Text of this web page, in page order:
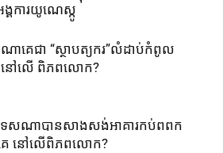
គការយូណេស្កូ
ណាគេជា “ស្ថាបត្យករ”លំដាប់កំពូល
នៅលើ ពិភពលោក?
េសណាបានសាងសង់អាគារកប់ពពក
េ នៅលើពិភពលោក?